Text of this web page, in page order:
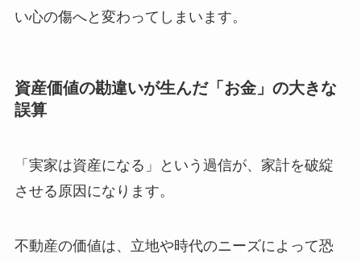
い心の傷へと変わってしまいます。
資産価値の勘違いが生んだ「お金」の大きな
誤算
「実家は資産になる」という過信が、家計を破綻
させる原因になります。
不動産の価値は、立地や時代のニーズによって恐